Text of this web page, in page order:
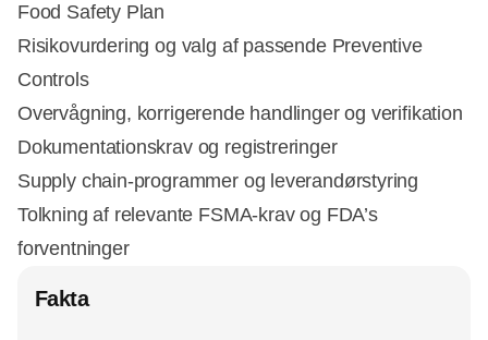
Food Safety Plan
Risikovurdering og valg af passende Preventive
Controls
Overvågning, korrigerende handlinger og verifikation
Dokumentationskrav og registreringer
Supply chain-programmer og leverandørstyring
Tolkning af relevante FSMA-krav og FDA’s
forventninger
Fakta